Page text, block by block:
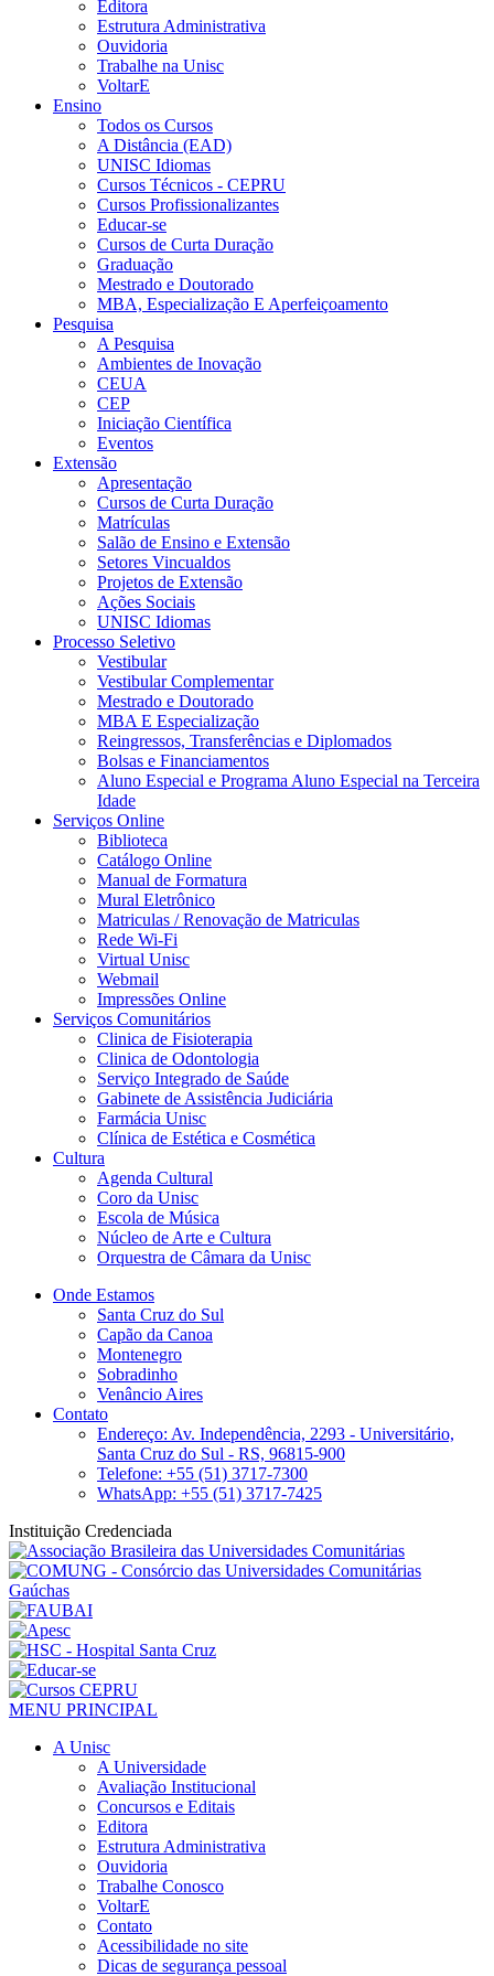
Editora
Estrutura Administrativa
Ouvidoria
Trabalhe na Unisc
VoltarE
Ensino
Todos os Cursos
A Distância (EAD)
UNISC Idiomas
Cursos Técnicos - CEPRU
Cursos Profissionalizantes
Educar-se
Cursos de Curta Duração
Graduação
Mestrado e Doutorado
MBA, Especialização E Aperfeiçoamento
Pesquisa
A Pesquisa
Ambientes de Inovação
CEUA
CEP
Iniciação Científica
Eventos
Extensão
Apresentação
Cursos de Curta Duração
Matrículas
Salão de Ensino e Extensão
Setores Vincualdos
Projetos de Extensão
Ações Sociais
UNISC Idiomas
Processo Seletivo
Vestibular
Vestibular Complementar
Mestrado e Doutorado
MBA E Especialização
Reingressos, Transferências e Diplomados
Bolsas e Financiamentos
Aluno Especial e Programa Aluno Especial na Terceira
Idade
Serviços Online
Biblioteca
Catálogo Online
Manual de Formatura
Mural Eletrônico
Matriculas / Renovação de Matriculas
Rede Wi-Fi
Virtual Unisc
Webmail
Impressões Online
Serviços Comunitários
Clinica de Fisioterapia
Clinica de Odontologia
Serviço Integrado de Saúde
Gabinete de Assistência Judiciária
Farmácia Unisc
Clínica de Estética e Cosmética
Cultura
Agenda Cultural
Coro da Unisc
Escola de Música
Núcleo de Arte e Cultura
Orquestra de Câmara da Unisc
Onde Estamos
Santa Cruz do Sul
Capão da Canoa
Montenegro
Sobradinho
Venâncio Aires
Contato
Endereço: Av. Independência, 2293 - Universitário,
Santa Cruz do Sul - RS, 96815-900
Telefone: +55 (51) 3717-7300
WhatsApp: +55 (51) 3717-7425
Instituição Credenciada
MENU PRINCIPAL
A Unisc
A Universidade
Avaliação Institucional
Concursos e Editais
Editora
Estrutura Administrativa
Ouvidoria
Trabalhe Conosco
VoltarE
Contato
Acessibilidade no site
Dicas de segurança pessoal